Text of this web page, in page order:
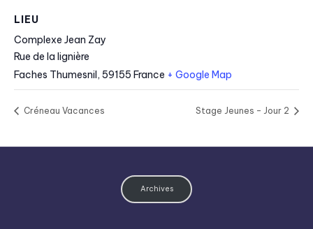
LIEU
Complexe Jean Zay
Rue de la lignière
Faches Thumesnil, 59155 France + Google Map
Créneau Vacances Stage Jeunes – Jour 2
Archives